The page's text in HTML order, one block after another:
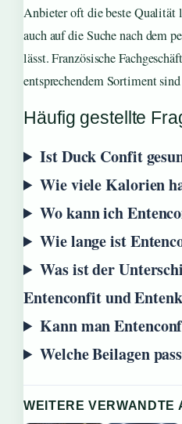
Anbieter oft die beste Qualität
auch auf die Suche nach dem
lässt. Französische
entsprechendem Sortiment
Häufig gestellte
Ist Duck Confit
Wie viele Kalorien
Wo kann ich
Wie lange ist
Was ist der
Entenconfit und
Kann man
Welche Beilagen
WEITERE VERWANDTE